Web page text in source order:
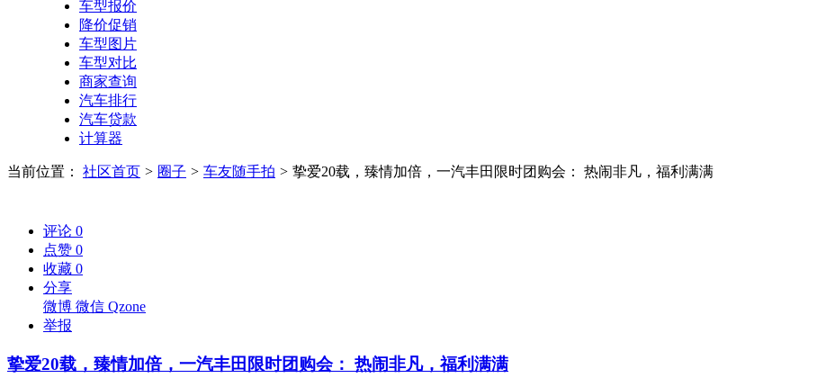
车型报价
降价促销
车型图片
车型对比
商家查询
汽车排行
汽车贷款
计算器
当前位置： 社区首页 > 圈子 > 车友随手拍 > 挚爱20载，臻情加倍，一汽丰田限时团购会： 热闹非凡，福利满满
评论 0
点赞 0
收藏 0
分享
微博 微信 Qzone
举报
挚爱20载，臻情加倍，一汽丰田限时团购会： 热闹非凡，福利满满